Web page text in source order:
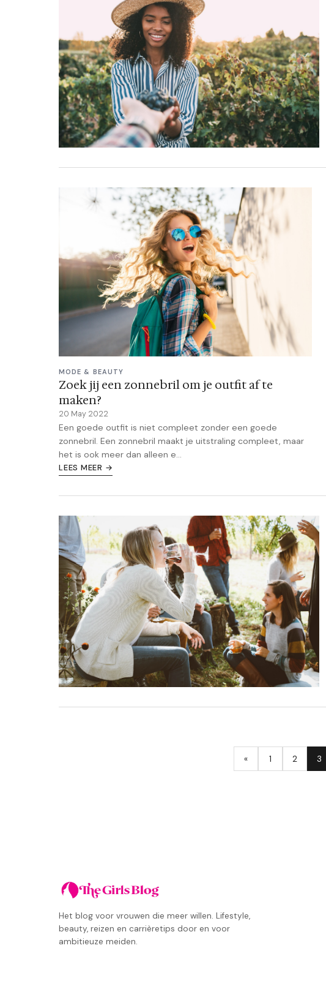
MODE & BEAUTY
Zoek jij een zonnebril om je outfit af te
maken?
20 May 2022
Een goede outfit is niet compleet zonder een goede
zonnebril. Een zonnebril maakt je uitstraling compleet, maar
het is ook meer dan alleen e...
LEES MEER →
« 1 2 3
Het blog voor vrouwen die meer willen. Lifestyle,
beauty, reizen en carrièretips door en voor
ambitieuze meiden.